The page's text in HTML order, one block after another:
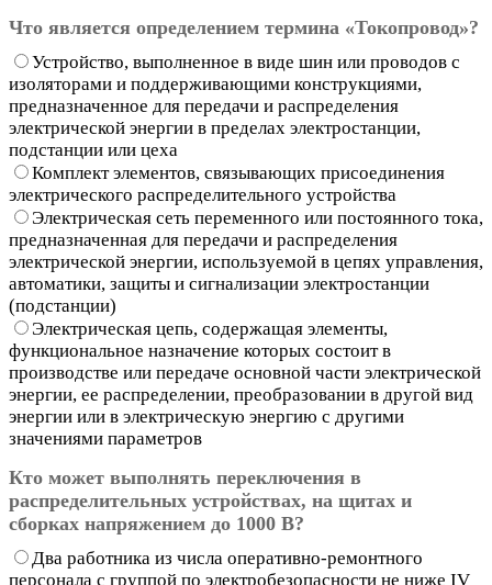
Что является определением термина «Токопровод»?
Устройство, выполненное в виде шин или проводов с
изоляторами и поддерживающими конструкциями,
предназначенное для передачи и распределения
электрической энергии в пределах электростанции,
подстанции или цеха
Комплект элементов, связывающих присоединения
электрического распределительного устройства
Электрическая сеть переменного или постоянного тока,
предназначенная для передачи и распределения
электрической энергии, используемой в цепях управления,
автоматики, защиты и сигнализации электростанции
(подстанции)
Электрическая цепь, содержащая элементы,
функциональное назначение которых состоит в
производстве или передаче основной части электрической
энергии, ее распределении, преобразовании в другой вид
энергии или в электрическую энергию с другими
значениями параметров
Кто может выполнять переключения в
распределительных устройствах, на щитах и
сборках напряжением до 1000 В?
Два работника из числа оперативно-ремонтного
персонала с группой по электробезопасности не ниже IV